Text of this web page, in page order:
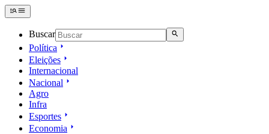
Buscar
Política
Eleições
Internacional
Nacional
Agro
Infra
Esportes
Economia